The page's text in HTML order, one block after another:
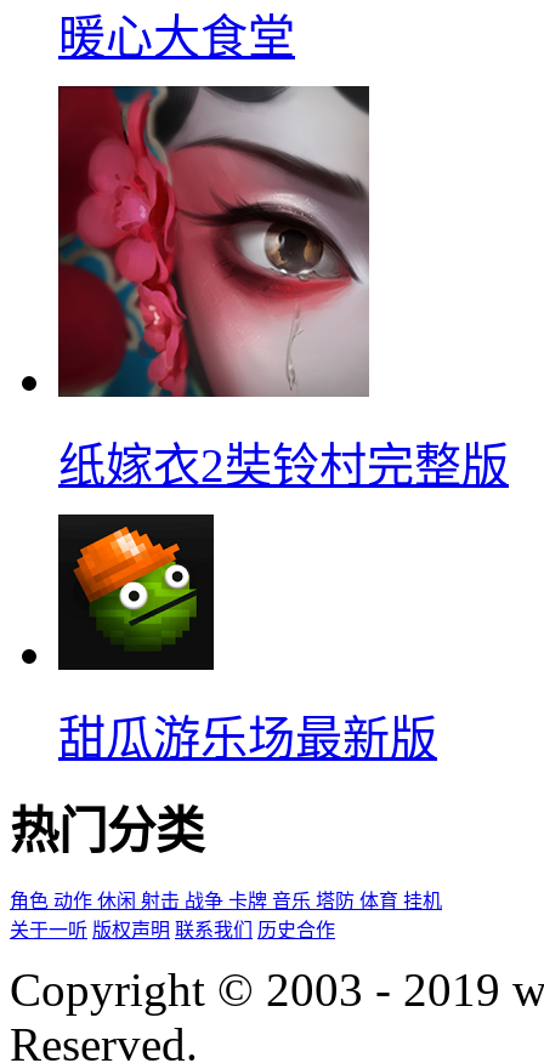
暖心大食堂
纸嫁衣2奘铃村完整版
甜瓜游乐场最新版
热门分类
角色 动作 休闲 射击 战争 卡牌 音乐 塔防 体育 挂机
关于一听 版权声明 联系我们 历史合作
Copyright © 2003 - 2019
Reserved.